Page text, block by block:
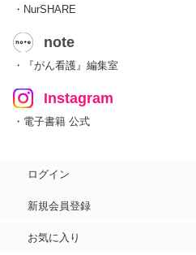
・NurSHARE
note
・『がん看護』編集室
Instagram
・電子書籍 公式
ログイン
新規会員登録
お気に入り